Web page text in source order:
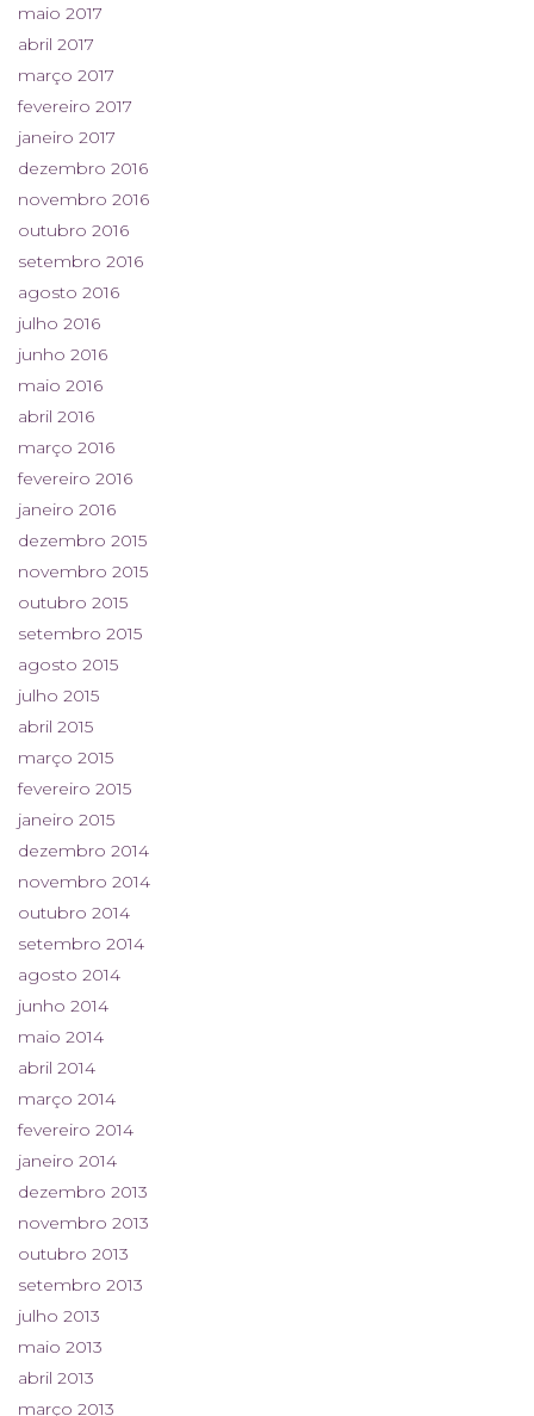
maio 2017
abril 2017
março 2017
fevereiro 2017
janeiro 2017
dezembro 2016
novembro 2016
outubro 2016
setembro 2016
agosto 2016
julho 2016
junho 2016
maio 2016
abril 2016
março 2016
fevereiro 2016
janeiro 2016
dezembro 2015
novembro 2015
outubro 2015
setembro 2015
agosto 2015
julho 2015
abril 2015
março 2015
fevereiro 2015
janeiro 2015
dezembro 2014
novembro 2014
outubro 2014
setembro 2014
agosto 2014
junho 2014
maio 2014
abril 2014
março 2014
fevereiro 2014
janeiro 2014
dezembro 2013
novembro 2013
outubro 2013
setembro 2013
julho 2013
maio 2013
abril 2013
março 2013